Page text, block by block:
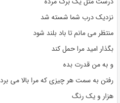
نزدیک درب شما شسته شد
منتظر می مانم تا باد بلند شود
بگذار امید مرا حمل کند
و به من قدرت بده
رفتن به سمت هر چیزی که مرا بالا می برد
هزار و یک رنگ